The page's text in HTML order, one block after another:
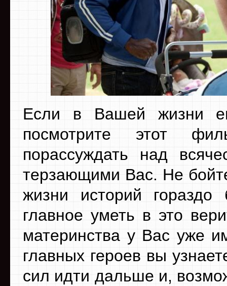
Если в Вашей жизни
посмотрите этот
порассуждать над
терзающими Вас. Не
жизни историй
главное уметь в это
материнства у Вас уже
главных героев вы
сил идти дальше и,